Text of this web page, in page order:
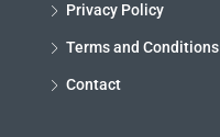
Privacy Policy
Terms and Conditions
Contact